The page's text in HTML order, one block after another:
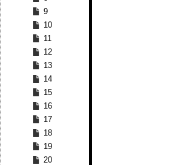
9
10
11
12
13
14
15
16
17
18
19
20